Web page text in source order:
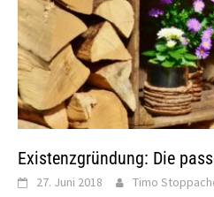
Existenzgründung: Die
27. Juni 2018 Timo